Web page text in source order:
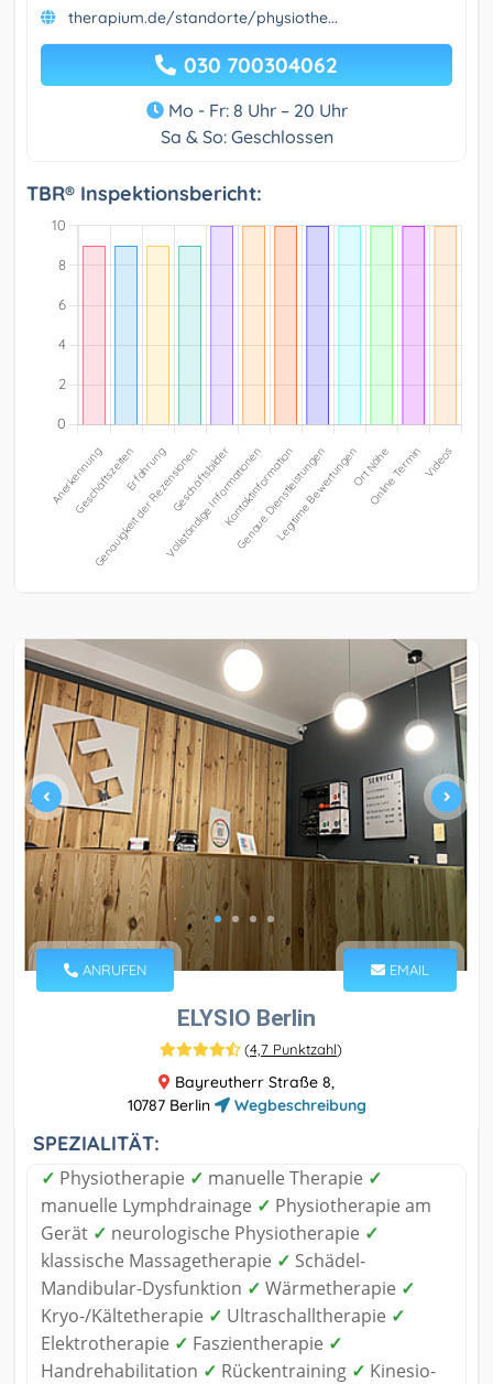
therapium.de/standorte/physiothe...
030 700304062
Mo - Fr: 8 Uhr – 20 Uhr
Sa & So: Geschlossen
TBR® Inspektionsbericht:
ANRUFEN EMAIL
ELYSIO Berlin
(4,7 Punktzahl)
Bayreutherr Straße 8,
10787 Berlin
Wegbeschreibung
SPEZIALITÄT:
✓ Physiotherapie ✓ manuelle Therapie ✓
manuelle Lymphdrainage ✓ Physiotherapie am
Gerät ✓ neurologische Physiotherapie ✓
klassische Massagetherapie ✓ Schädel-
Mandibular-Dysfunktion ✓ Wärmetherapie ✓
Kryo-/Kältetherapie ✓ Ultraschalltherapie ✓
Elektrotherapie ✓ Faszientherapie ✓
Handrehabilitation ✓ Rückentraining ✓ Kinesio-